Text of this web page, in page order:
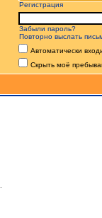
Регистрация
Забыли пароль?
Повторно выслать
Автоматически
Скрыть моё